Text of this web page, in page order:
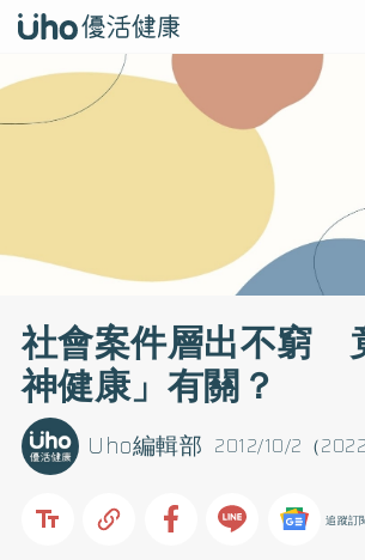
社會案件層出不窮
神健康」有關？
2012/10/2（
Uho編輯部
追蹤訂